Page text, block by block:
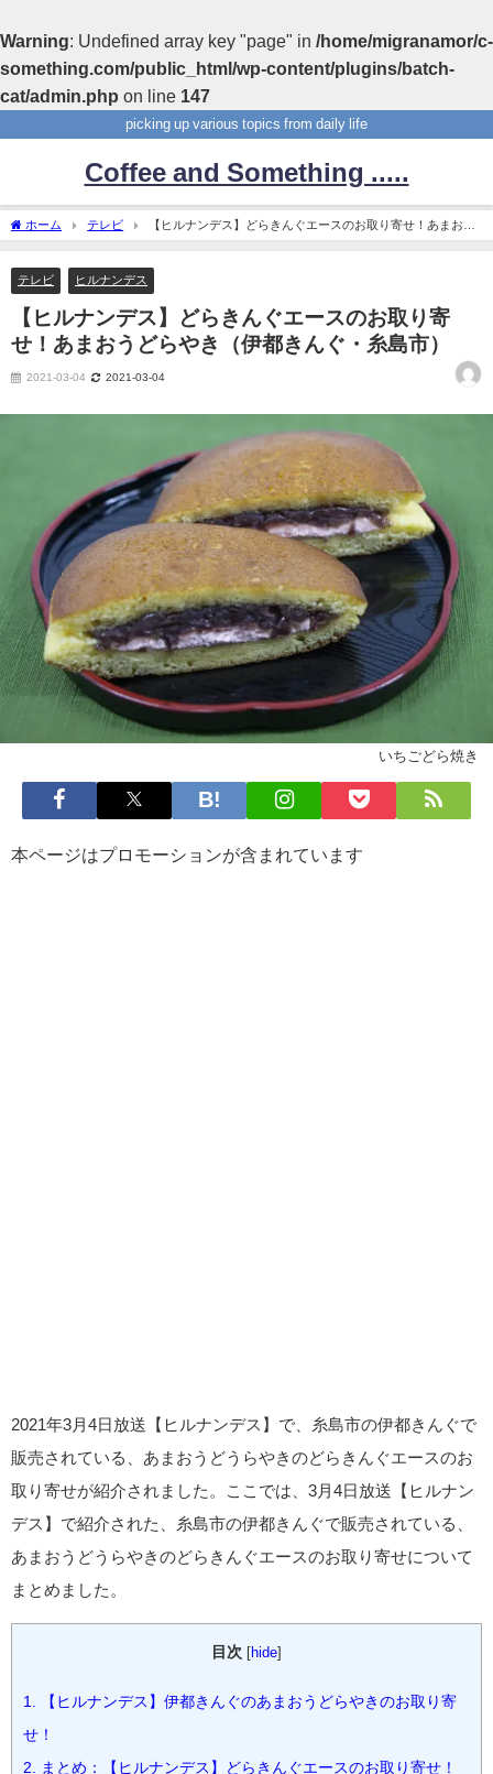
Warning: Undefined array key "page" in /home/migranamor/c-
something.com/public_html/wp-content/plugins/batch-
cat/admin.php on line 147
picking up various topics from daily life
Coffee and Something .....
ホーム テレビ
【ヒルナンデス】どらきんぐエースのお取り寄せ！あまおう
どらやき（伊都きんぐ・糸島市）
テレビ ヒルナンデス
【ヒルナンデス】どらきんぐエースのお取り寄
せ！あまおうどらやき（伊都きんぐ・糸島市）
2021-03-04 2021-03-04
いちごどら焼き
本ページはプロモーションが含まれています
2021年3月4日放送【ヒルナンデス】で、糸島市の伊都きんぐで
販売されている、あまおうどうらやきのどらきんぐエースのお
取り寄せが紹介されました。ここでは、3月4日放送【ヒルナン
デス】で紹介された、糸島市の伊都きんぐで販売されている、
あまおうどうらやきのどらきんぐエースのお取り寄せについて
まとめました。
目次 [hide]
1. 【ヒルナンデス】伊都きんぐのあまおうどらやきのお取り寄
せ！
2. まとめ：【ヒルナンデス】どらきんぐエースのお取り寄せ！